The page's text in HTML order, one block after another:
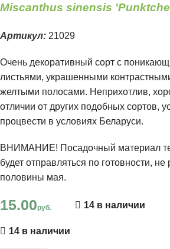
Miscanthus sinensis
Артикул: 21029
Очень декоративный сорт с
листьями, украшенными
желтыми полосами. Неприхотлив,
отличии от других подобных сортов,
процвести в условиях Беларуси.
ВНИМАНИЕ! Посадочный материал
будет отправляться по готовности, не
половины мая.
15.00руб. 14 в наличии
14 в наличии